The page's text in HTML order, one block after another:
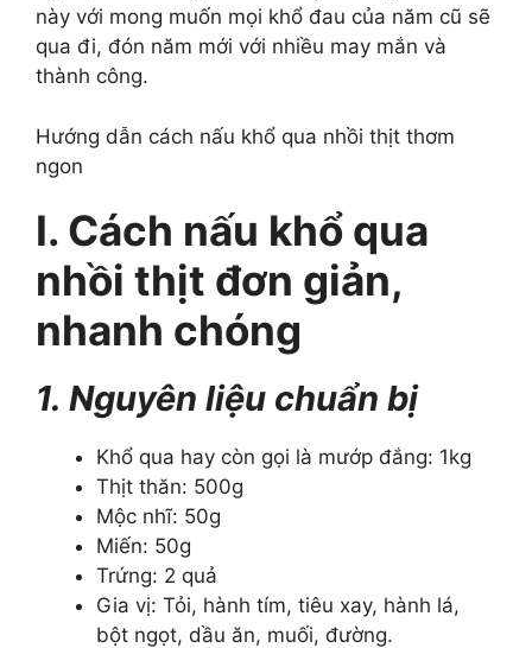
này với mong muốn mọi khổ đau của năm cũ sẽ
qua đi, đón năm mới với nhiều may mắn và
thành công.
Hướng dẫn cách nấu khổ qua nhồi thịt thơm
ngon
I. Cách nấu khổ qua
nhồi thịt đơn giản,
nhanh chóng
1. Nguyên liệu chuẩn bị
Khổ qua hay còn gọi là mướp đắng: 1kg
Thịt thăn: 500g
Mộc nhĩ: 50g
Miến: 50g
Trứng: 2 quả
Gia vị: Tỏi, hành tím, tiêu xay, hành lá,
bột ngọt, dầu ăn, muối, đường.